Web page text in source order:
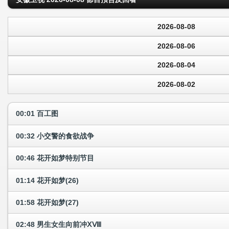
2026-08-08
2026-08-06
2026-08-04
2026-08-02
00:01 百工图
00:32 小交警的食欲战争
00:46 花开如梦特别节目
01:14 花开如梦(26)
01:58 花开如梦(27)
02:48 男生女生向前冲ⅩⅧ